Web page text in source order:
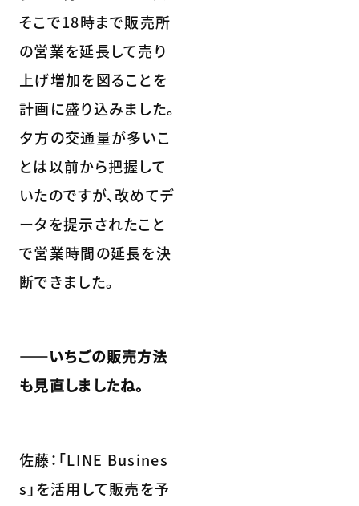
そこで18時まで販売所
の営業を延長して売り
上げ増加を図ることを
計画に盛り込みました。
夕方の交通量が多いこ
とは以前から把握して
いたのですが、改めてデ
ータを提示されたこと
で営業時間の延長を決
断できました。
――いちごの販売方法
も見直しましたね。
佐藤：「LINE Busines
s」を活用して販売を予